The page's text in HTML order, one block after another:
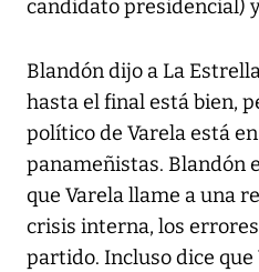
candidato presidencial)
Blandón dijo a La
hasta el final está bien,
político de Varela está
panameñistas. Blandón
que Varela llame a una
crisis interna, los
partido. Incluso dice